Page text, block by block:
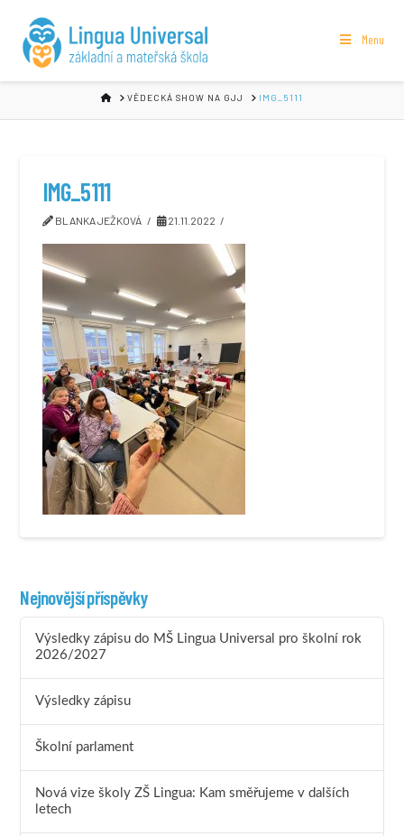
Menu
HOMEVĚDECKÁ SHOW NA GJJ IMG_5111
IMG_5111
BLANKA JEŽKOVÁ 21.11.2022
Nejnovější příspěvky
Výsledky zápisu do MŠ Lingua Universal pro školní rok
2026/2027
Výsledky zápisu
Školní parlament
Nová vize školy ZŠ Lingua: Kam směřujeme v dalších
letech